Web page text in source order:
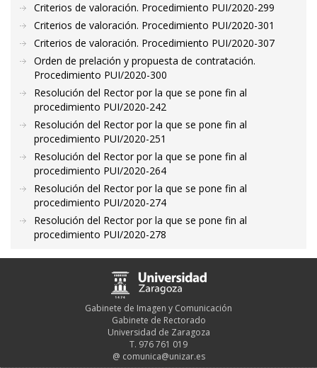
Criterios de valoración. Procedimiento PUI/2020-299
Criterios de valoración. Procedimiento PUI/2020-301
Criterios de valoración. Procedimiento PUI/2020-307
Orden de prelación y propuesta de contratación.
Procedimiento PUI/2020-300
Resolución del Rector por la que se pone fin al
procedimiento PUI/2020-242
Resolución del Rector por la que se pone fin al
procedimiento PUI/2020-251
Resolución del Rector por la que se pone fin al
procedimiento PUI/2020-264
Resolución del Rector por la que se pone fin al
procedimiento PUI/2020-274
Resolución del Rector por la que se pone fin al
procedimiento PUI/2020-278
Gabinete de Imagen y Comunicación
Gabinete de Rectorado
Universidad de Zaragoza
T. 976 761 019
@ comunica@unizar.es